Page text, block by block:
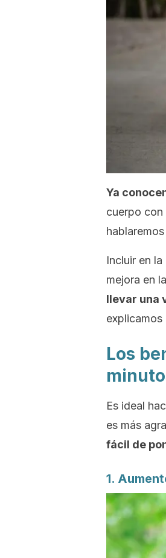
Ya
cuerpo con
Incluir en
mejora en
llevar una
explicamos
Los
Es ideal
es más
fácil de
1.